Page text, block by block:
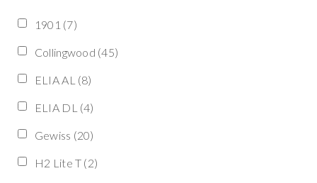
1901 (7)
Collingwood (45)
ELIA AL (8)
ELIA DL (4)
Gewiss (20)
H2 Lite T (2)